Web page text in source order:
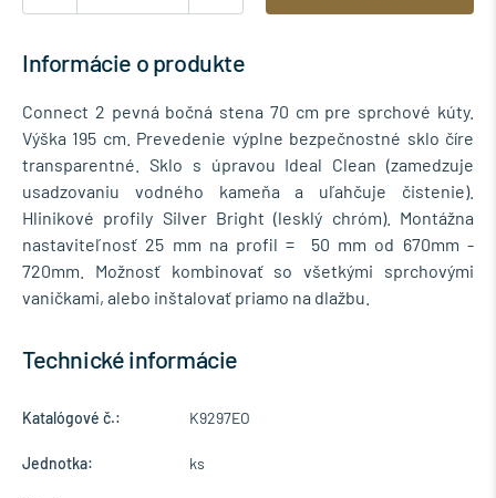
Informácie o produkte
Connect 2 pevná bočná stena 70 cm pre sprchové kúty.
Výška 195 cm. Prevedenie výplne bezpečnostné sklo číre
transparentné. Sklo s úpravou Ideal Clean (zamedzuje
usadzovaniu vodného kameňa a uľahčuje čistenie).
Hlinikové profily Silver Bright (lesklý chróm). Montážna
nastaviteľnosť 25 mm na profil = 50 mm od 670mm -
720mm. Možnosť kombinovať so všetkými sprchovými
vaničkami, alebo inštalovať priamo na dlažbu.
Technické informácie
Katalógové č.: K9297EO
Jednotka: ks